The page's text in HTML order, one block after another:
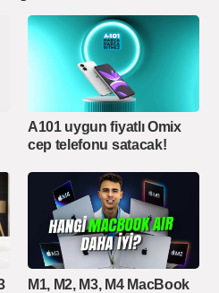
A101 uygun fiyatlı Omix
cep telefonu satacak!
M1, M2, M3, M4 MacBook